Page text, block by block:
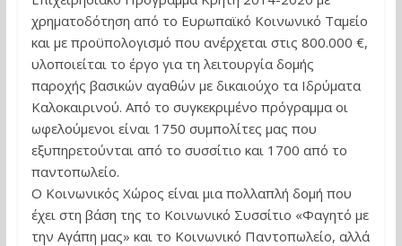
χρηματοδότηση από το Ευρωπαϊκό Κοινωνικό Ταμείο
και με προϋπολογισμό που ανέρχεται στις 800.000 €,
υλοποιείται το έργο για τη λειτουργία δομής
παροχής βασικών αγαθών με δικαιούχο τα Ιδρύματα
Καλοκαιρινού. Από το συγκεκριμένο πρόγραμμα οι
ωφελούμενοι είναι 1750 συμπολίτες μας που
εξυπηρετούνται από το συσσίτιο και 1700 από το
παντοπωλείο.
Ο Κοινωνικός Χώρος είναι μια πολλαπλή δομή που
έχει στη βάση της το Κοινωνικό Συσσίτιο «Φαγητό με
την Αγάπη μας» και το Κοινωνικό Παντοπωλείο, αλλά